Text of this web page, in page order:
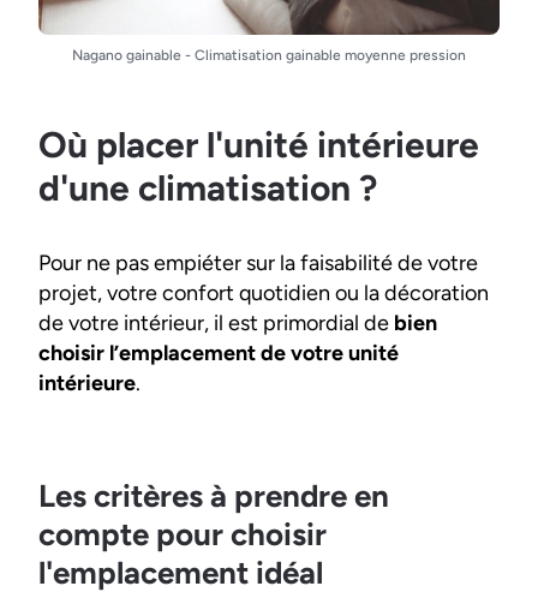
Nagano gainable - Climatisation gainable moyenne pression
Où placer l'unité intérieure
d'une climatisation ?
Pour ne pas empiéter sur la faisabilité de votre
projet, votre confort quotidien ou la décoration
de votre intérieur, il est primordial de bien
choisir l’emplacement de votre unité
intérieure.
Les critères à prendre en
compte pour choisir
l'emplacement idéal